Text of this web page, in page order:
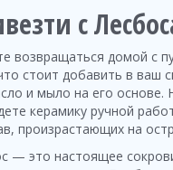
с
возвращаться домой с
стоит добавить в ваш
и мыло на его основе.
керамику ручной
произрастающих на
— это настоящее